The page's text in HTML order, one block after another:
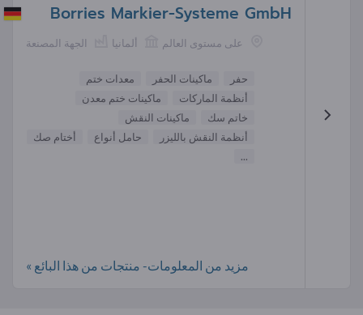
Borries Markier-Systeme GmbH
الجهة المصنعة ألمانيا على مستوى العالم
حفر ماكينات الحفر
معدات ختم
أنظمة الماركات
ماكينات ختم معدن
خاتم سك
ماكينات النقش
أنظمة النقش بالليزر
حامل أنواع
أختام صك
...
مزيد من المعلومات- منتجات من هذا البائع »